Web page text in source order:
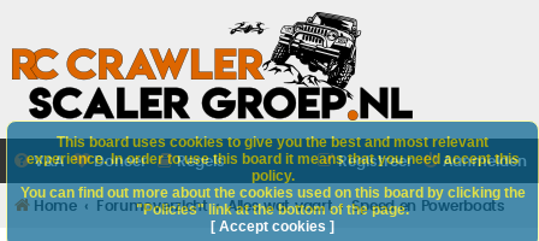
V&A Doneer Regels Aanmelden
Registreer
Home Forumoverzicht Alles wat vaart Speed en Powerboats
This board uses cookies to give you the best and most relevant
experience. In order to use this board it means that you need accept this
policy.
You can find out more about the cookies used on this board by clicking the
"Policies" link at the bottom of the page.
[ Accept cookies ]